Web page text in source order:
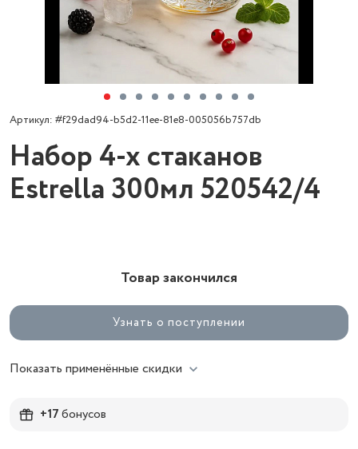
Артикул: #f29dad94-b5d2-11ee-81e8-005056b757db
Набор 4-х стаканов
Estrella 300мл 520542/4
Товар закончился
Узнать о поступлении
Показать применённые скидки
+17бонусов